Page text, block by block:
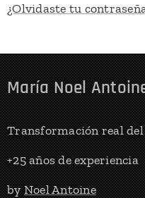
¿Olvidaste tu
María Noel
Transformación real
+25 años de experiencia
byNoel Antoine